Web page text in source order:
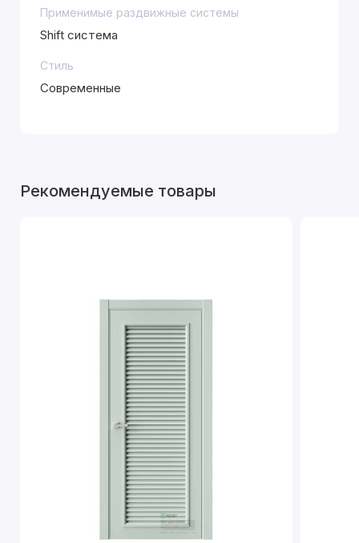
Применимые раздвижные системы
Shift система
Стиль
Современные
Рекомендуемые товары